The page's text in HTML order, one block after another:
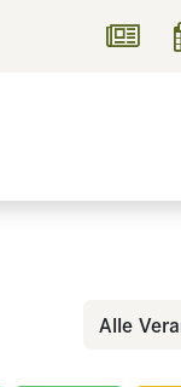
Alle